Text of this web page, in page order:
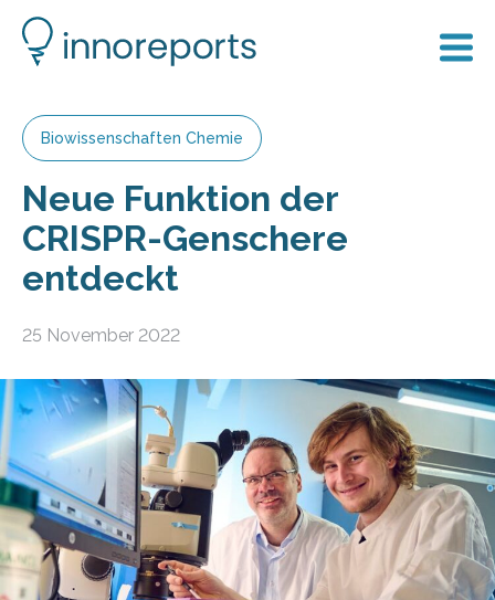
Biowissenschaften Chemie
Neue Funktion der
CRISPR-Genschere
entdeckt
25 November 2022